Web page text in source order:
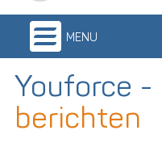
menu
Youforce -
berichten